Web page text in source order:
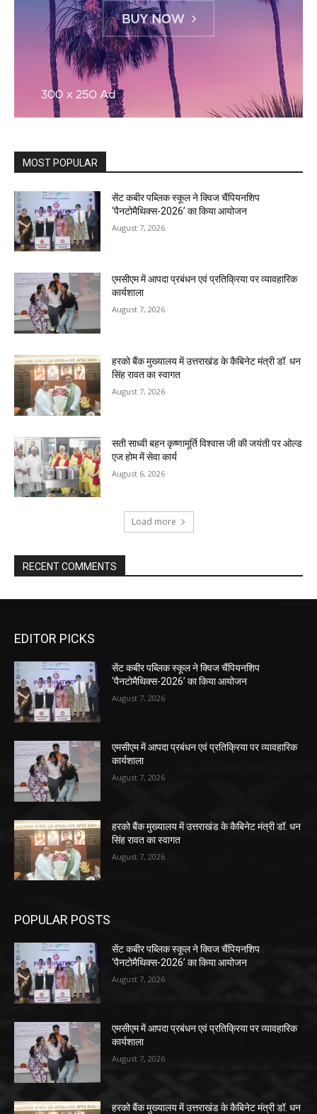
MOST POPULAR
सेंट कबीर पब्लिक स्कूल ने क्विज चैंपियनशिप
‘पैनटोमैथिक्स-2026’ का किया आयोजन
August 7, 2026
एमसीएम में आपदा प्रबंधन एवं प्रतिक्रिया पर व्यावहारिक
कार्यशाला
August 7, 2026
हरको बैंक मुख्यालय में उत्तराखंड के कैबिनेट मंत्री डॉ. धन
सिंह रावत का स्वागत
August 7, 2026
सती साध्वी बहन कृष्णामूर्ति विश्वास जी की जयंती पर ओल्ड
एज होम में सेवा कार्य
August 6, 2026
Load more
RECENT COMMENTS
EDITOR PICKS
सेंट कबीर पब्लिक स्कूल ने क्विज चैंपियनशिप
‘पैनटोमैथिक्स-2026’ का किया आयोजन
August 7, 2026
एमसीएम में आपदा प्रबंधन एवं प्रतिक्रिया पर व्यावहारिक
कार्यशाला
August 7, 2026
हरको बैंक मुख्यालय में उत्तराखंड के कैबिनेट मंत्री डॉ. धन
सिंह रावत का स्वागत
August 7, 2026
POPULAR POSTS
सेंट कबीर पब्लिक स्कूल ने क्विज चैंपियनशिप
‘पैनटोमैथिक्स-2026’ का किया आयोजन
August 7, 2026
एमसीएम में आपदा प्रबंधन एवं प्रतिक्रिया पर व्यावहारिक
कार्यशाला
August 7, 2026
हरको बैंक मुख्यालय में उत्तराखंड के कैबिनेट मंत्री डॉ. धन